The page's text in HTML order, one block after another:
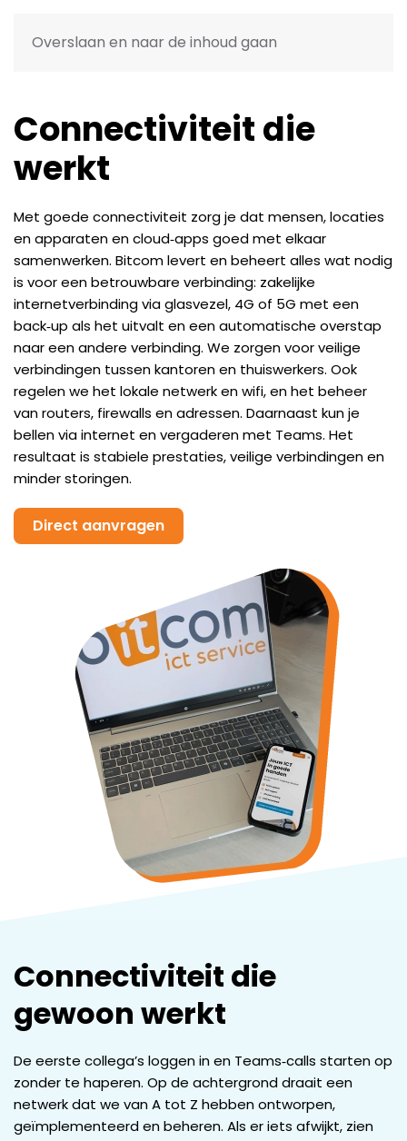
Overslaan en naar de inhoud gaan
Connectiviteit die
werkt
Met goede connectiviteit zorg je dat mensen, locaties
en apparaten en cloud‑apps goed met elkaar
samenwerken. Bitcom levert en beheert alles wat nodig
is voor een betrouwbare verbinding: zakelijke
internetverbinding via glasvezel, 4G of 5G met een
back‑up als het uitvalt en een automatische overstap
naar een andere verbinding. We zorgen voor veilige
verbindingen tussen kantoren en thuiswerkers. Ook
regelen we het lokale netwerk en wifi, en het beheer
van routers, firewalls en adressen. Daarnaast kun je
bellen via internet en vergaderen met Teams. Het
resultaat is stabiele prestaties, veilige verbindingen en
minder storingen.
Direct aanvragen
Connectiviteit die
gewoon werkt
De eerste collega’s loggen in en Teams‑calls starten op
zonder te haperen. Op de achtergrond draait een
netwerk dat we van A tot Z hebben ontworpen,
geïmplementeerd en beheren. Als er iets afwijkt, zien